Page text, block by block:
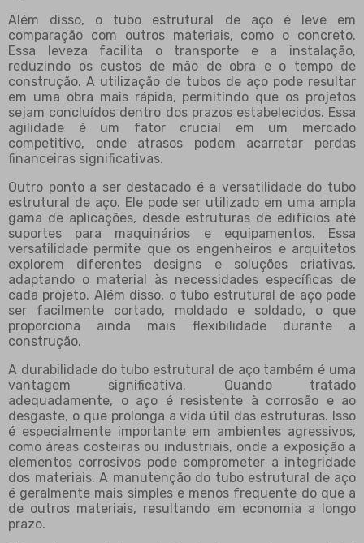
Além disso, o tubo estrutural de aço é leve em
comparação com outros materiais, como o concreto.
Essa leveza facilita o transporte e a instalação,
reduzindo os custos de mão de obra e o tempo de
construção. A utilização de tubos de aço pode resultar
em uma obra mais rápida, permitindo que os projetos
sejam concluídos dentro dos prazos estabelecidos. Essa
agilidade é um fator crucial em um mercado
competitivo, onde atrasos podem acarretar perdas
financeiras significativas.
Outro ponto a ser destacado é a versatilidade do tubo
estrutural de aço. Ele pode ser utilizado em uma ampla
gama de aplicações, desde estruturas de edifícios até
suportes para maquinários e equipamentos. Essa
versatilidade permite que os engenheiros e arquitetos
explorem diferentes designs e soluções criativas,
adaptando o material às necessidades específicas de
cada projeto. Além disso, o tubo estrutural de aço pode
ser facilmente cortado, moldado e soldado, o que
proporciona ainda mais flexibilidade durante a
construção.
A durabilidade do tubo estrutural de aço também é uma
vantagem significativa. Quando tratado
adequadamente, o aço é resistente à corrosão e ao
desgaste, o que prolonga a vida útil das estruturas. Isso
é especialmente importante em ambientes agressivos,
como áreas costeiras ou industriais, onde a exposição a
elementos corrosivos pode comprometer a integridade
dos materiais. A manutenção do tubo estrutural de aço
é geralmente mais simples e menos frequente do que a
de outros materiais, resultando em economia a longo
prazo.